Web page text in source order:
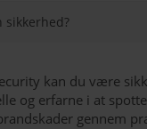
sikkerhed?
kan du være
og erfarne i at
gennem